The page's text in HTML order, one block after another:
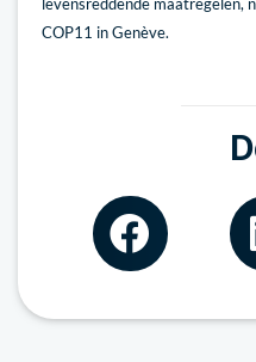
COP11 in Genève.